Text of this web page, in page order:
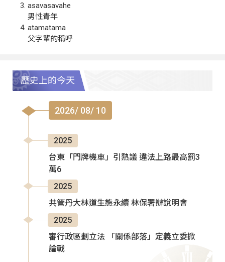
asavasavahe
男性青年
atamatama
父字輩的稱呼
歷史上的今天
2026/ 08/ 10
2025
台東「門牌機車」引熱議 違法上路最高罰3
萬6
2025
共管丹大林道生態永續 林保署辦說明會
2025
審行政區劃立法 「關係部落」定義立委掀
論戰